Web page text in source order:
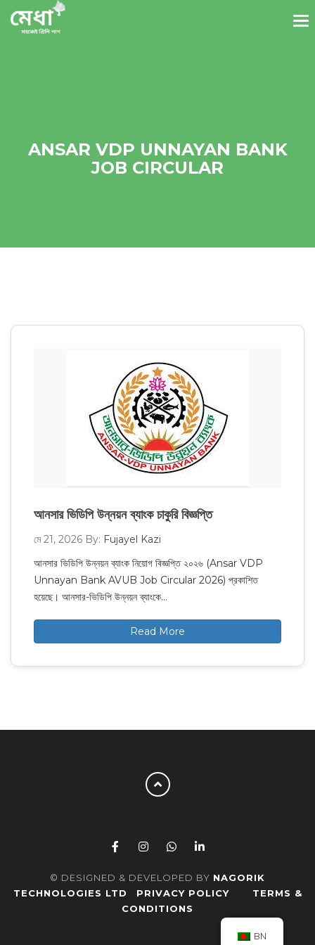
ANSAR VDP UNNAYAN BANK
JOB CIRCULAR
আনসার ভিডিপি উন্নয়ন ব্যাংক চাকুরি বিজ্ঞপ্তি
মে 21, 2026 By: Fujayel Kazi
আনসার ভিডিপি উন্নয়ন ব্যাংক নিয়োগ বিজ্ঞপ্তি ২০২৬ (Ansar VDP
Unnayan Bank AVUB Job Circular 2026) প্রকাশিত
হয়েছে। আনসার-ভিডিপি উন্নয়ন ব্যাংকে…
Read More
© DESIGNED & DEVELOPED BY NAGORIK
TECHNOLOGIES LTD
PRIVACY POLICY
TERMS &
CONDITIONS
BN